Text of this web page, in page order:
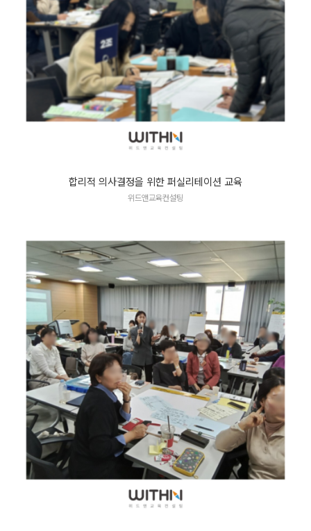
합리적 의사결정을 위한 퍼실리테이션 교육
위드앤교육컨설팅